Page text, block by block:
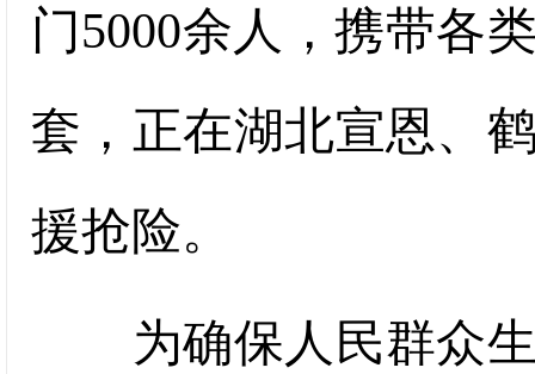
门5000余人，携带各
套，正在湖北宣恩、
援抢险。
为确保人民群众生